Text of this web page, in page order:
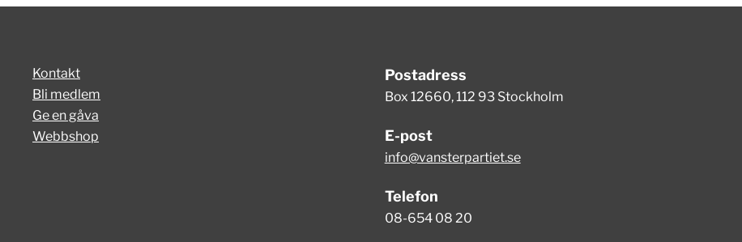
Kontakt
Bli medlem
Ge en gåva
Webbshop
Postadress
Box 12660, 112 93 Stockholm
E-post
info@vansterpartiet.se
Telefon
08-654 08 20